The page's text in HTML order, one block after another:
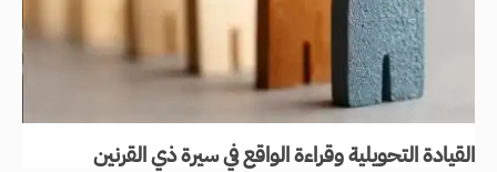
القيادة التحويلية وقراءة الواقع في سيرة ذي القرنين